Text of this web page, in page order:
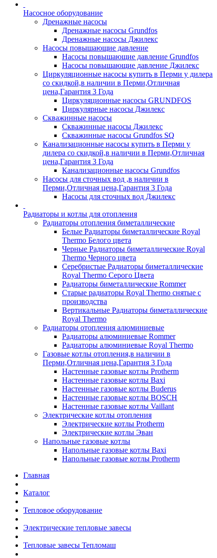
Насосное оборудование
Дренажные насосы
Дренажные насосы Grundfos
Дренажные насосы Джилекс
Насосы повышающие давление
Насосы повышающие давление Grundfos
Насосы повышающие давление Джилекс
Циркуляционные насосы купить в Перми у дилера
со скидкой,в наличии в Перми,Отличная
цена,Гарантия 3 Года
Циркуляционные насосы GRUNDFOS
Циркулярные насосы Джилекс
Скважинные насосы
Скважинные насосы Джилекс
Скважинные насосы Grundfos SQ
Канализационные насосы купить в Перми у
дилера со скидкой,в наличии в Перми,Отличная
цена,Гарантия 3 Года
Канализационные насосы Grundfos
Насосы для сточных вод ,в наличии в
Перми,Отличная цена,Гарантия 3 Года
Насосы для сточных вод Джилекс
Радиаторы и котлы для отопления
Радиаторы отопления биметаллические
Белые Радиаторы биметаллические Royal
Thermo Белого цвета
Черные Радиаторы биметаллические Royal
Thermo Черного цвета
Серебристые Радиаторы биметаллические
Royal Thermo Серого Цвета
Радиаторы биметаллические Rommer
Старые радиаторы Royal Thermo снятые с
производства
Вертикальные Радиаторы биметаллические
Royal Thermo
Радиаторы отопления алюминиевые
Радиаторы алюминиевые Rommer
Радиаторы алюминиевые Royal Thermo
Газовые котлы отопления,в наличии в
Перми,Отличная цена,Гарантия 3 Года
Настенные газовые котлы Protherm
Настенные газовые котлы Baxi
Настенные газовые котлы Buderus
Настенные газовые котлы BOSCH
Настенные газовые котлы Vaillant
Электрические котлы отопления
Электрические котлы Protherm
Электрические котлы Эван
Напольные газовые котлы
Напольные газовые котлы Baxi
Напольные газовые котлы Protherm
Главная
Каталог
Тепловое оборудование
Электрические тепловые завесы
Тепловые завесы Тепломаш